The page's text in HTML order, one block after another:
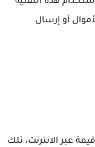
أو إرسال
عبر الانترنت، تلك